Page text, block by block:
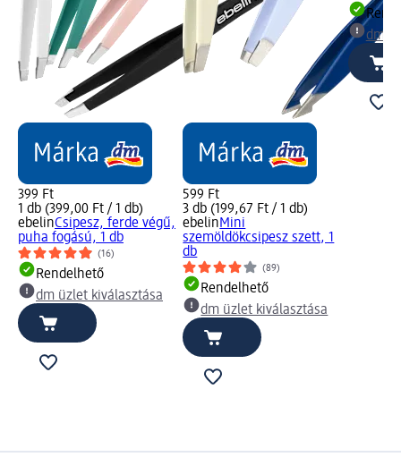
399 Ft
1 db (399,00 Ft / 1 db)
ebelinCsipesz, ferde végű,
puha fogású, 1 db
(16)
Rendelhető
dm üzlet kiválasztása
599 Ft
3 db (199,67 Ft / 1 db)
ebelinMini
szemöldökcsipesz szett, 1
db
(89)
Rendelhető
dm üzlet kiválasztása
dm